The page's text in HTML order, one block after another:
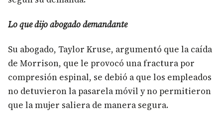
Lo que dijo abogado demandante
Su abogado, Taylor Kruse, argumentó que la caída
de Morrison, que le provocó una fractura por
compresión espinal, se debió a que los empleados
no detuvieron la pasarela móvil y no permitieron
que la mujer saliera de manera segura.